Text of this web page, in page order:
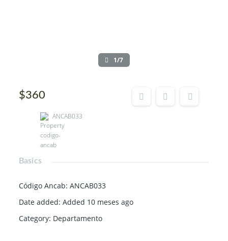
1/7
$360
ANCAB033
Basics
Código Ancab: ANCAB033
Date added: Added 10 meses ago
Category: Departamento